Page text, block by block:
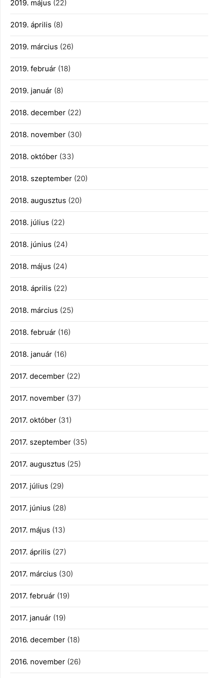
2019. május (22)
2019. április (8)
2019. március (26)
2019. február (18)
2019. január (8)
2018. december (22)
2018. november (30)
2018. október (33)
2018. szeptember (20)
2018. augusztus (20)
2018. július (22)
2018. június (24)
2018. május (24)
2018. április (22)
2018. március (25)
2018. február (16)
2018. január (16)
2017. december (22)
2017. november (37)
2017. október (31)
2017. szeptember (35)
2017. augusztus (25)
2017. július (29)
2017. június (28)
2017. május (13)
2017. április (27)
2017. március (30)
2017. február (19)
2017. január (19)
2016. december (18)
2016. november (26)